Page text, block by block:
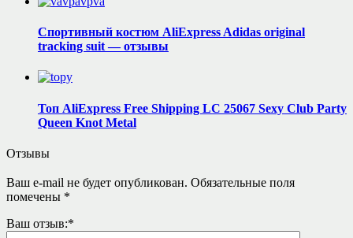
Спортивный костюм AliExpress Adidas original
tracking suit — отзывы
Топ AliExpress Free Shipping LC 25067 Sexy Club Party
Queen Knot Metal
Отзывы
Ваш e-mail не будет опубликован. Обязательные поля
помечены *
Ваш отзыв:*